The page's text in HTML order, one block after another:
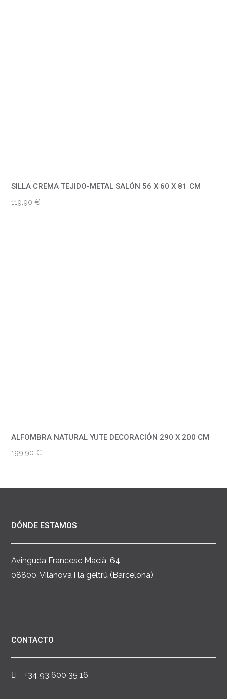
SILLA CREMA TEJIDO-METAL SALÓN 56 X 60 X 81 CM
119,90€
ALFOMBRA NATURAL YUTE DECORACIÓN 290 X 200 CM
199,90€
DÓNDE ESTAMOS
Avinguda Francesc Macià, 64
08800, Vilanova i la geltrú (Barcelona)
CONTACTO
+34 93 600 35 16